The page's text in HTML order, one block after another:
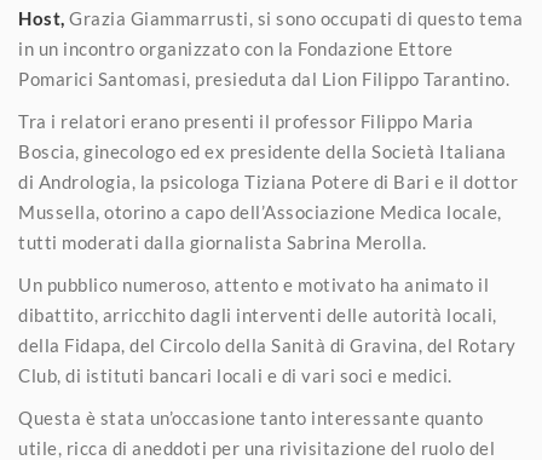
Host, Grazia Giammarrusti, si sono occupati di questo tema
in un incontro organizzato con la Fondazione Ettore
Pomarici Santomasi, presieduta dal Lion Filippo Tarantino.
Tra i relatori erano presenti il professor Filippo Maria
Boscia, ginecologo ed ex presidente della Società Italiana
di Andrologia, la psicologa Tiziana Potere di Bari e il dottor
Mussella, otorino a capo dell’Associazione Medica locale,
tutti moderati dalla giornalista Sabrina Merolla.
Un pubblico numeroso, attento e motivato ha animato il
dibattito, arricchito dagli interventi delle autorità locali,
della Fidapa, del Circolo della Sanità di Gravina, del Rotary
Club, di istituti bancari locali e di vari soci e medici.
Questa è stata un’occasione tanto interessante quanto
utile, ricca di aneddoti per una rivisitazione del ruolo del